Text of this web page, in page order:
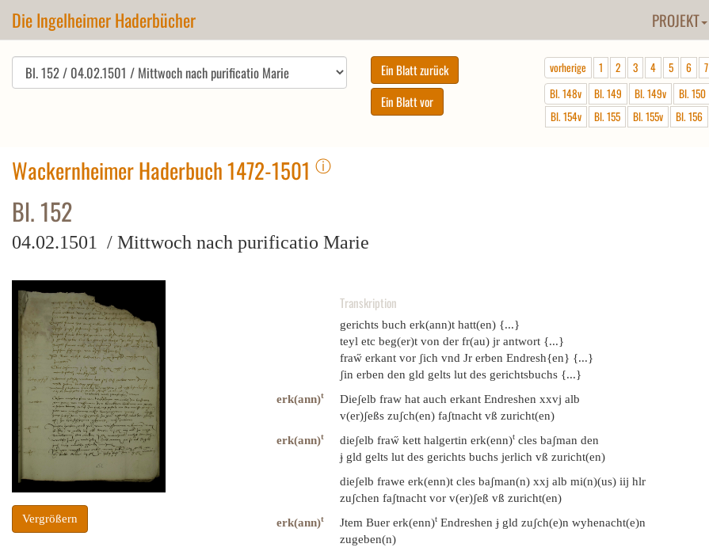
Die Ingelheimer Haderbücher PROJEKT
vorherige 1 2 3 4 5 6 7
Bl. 148v
Bl. 149 Bl. 149v Bl. 150
Bl. 154v
Bl. 155 Bl. 155v Bl. 156
Wackernheimer Haderbuch 1472-1501 ⓘ
Bl. 152
04.02.1501 / Mittwoch nach purificatio Marie
Vergrößern
Transkription
gerichts buch erk(ann)t hatt(en) {...}
teyl etc beg(er)t von der fr(au) jr antwort {...}
fraw̋ erkant vor ʃich vnd Jr erben Endresh{en} {...}
ʃin erben den gld gelts lut des gerichtsbuchs {...}
erk(ann)t
Dieʃelb fraw hat auch erkant Endreshen xxvj alb
v(er)ʃeßs zuʃch(en) faʃtnacht vß zuricht(en)
erk(ann)t dieʃelb fraw̋ kett halgertin erk(enn)t cles baʃman den
ɉ gld gelts lut des gerichts buchs jerlich vß zuricht(en)
dieʃelb frawe erk(enn)t cles baʃman(n) xxj alb mi(n)(us) iij hlr
zuʃchen faʃtnacht vor v(er)ʃeß vß zuricht(en)
erk(ann)t Jtem Buer erk(enn)t Endreshen ɉ gld zuʃch(e)n wyhenacht(e)n
zugeben(n)